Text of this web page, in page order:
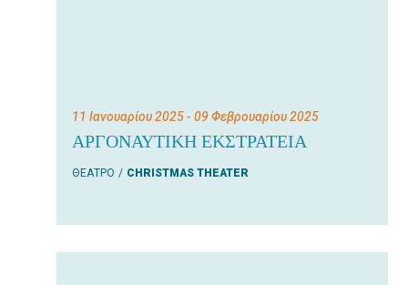
11 Ιανουαρίου 2025- 09 Φεβρουαρίου 2025
ΑΡΓΟΝΑΥΤΙΚΗ ΕΚΣΤΡΑΤΕΙΑ
ΘΕΑΤΡΟ CHRISTMAS THEATER